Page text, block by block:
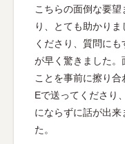
こちらの面倒な要
り、とても助かり
くださり、質問に
が早く驚きました。
ことを事前に擦り
Eで送ってくださり
にならずに話が出
た。